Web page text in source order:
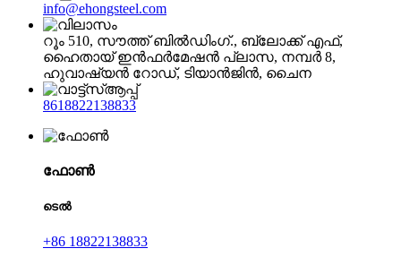
info@ehongsteel.com
റൂം 510, സൗത്ത് ബിൽഡിംഗ്., ബ്ലോക്ക് എഫ്,
ഹൈതായ് ഇൻഫർമേഷൻ പ്ലാസ, നമ്പർ 8,
ഹുവാഷ്യൻ റോഡ്, ടിയാൻജിൻ, ചൈന
8618822138833
ഫോൺ
ടെൽ
+86 18822138833